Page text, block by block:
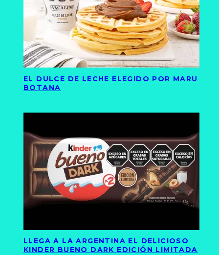
EL DULCE DE LECHE ELEGIDO POR MARU
BOTANA
LLEGA A LA ARGENTINA EL DELICIOSO
KINDER BUENO DARK EDICIÓN LIMITADA